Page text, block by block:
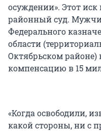
осуждении». Этот
районный суд.
Федерального
области
Октябрьском
компенсацию в 15
«Когда освободили,
какой стороны, ни с